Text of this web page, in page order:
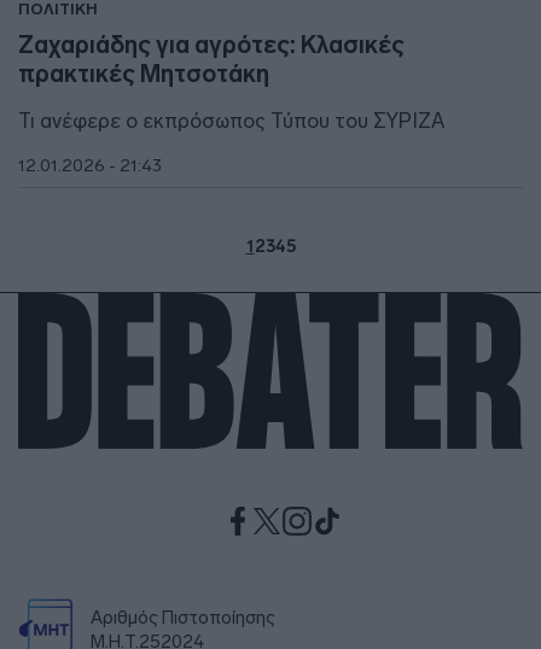
ΠΟΛΙΤΙΚΗ
Ζαχαριάδης για αγρότες: Κλασικές
πρακτικές Μητσοτάκη
Τι ανέφερε ο εκπρόσωπος Τύπου του ΣΥΡΙΖΑ
12.01.2026 - 21:43
12345
Αριθμός Πιστοποίησης
Μ.Η.Τ.252024